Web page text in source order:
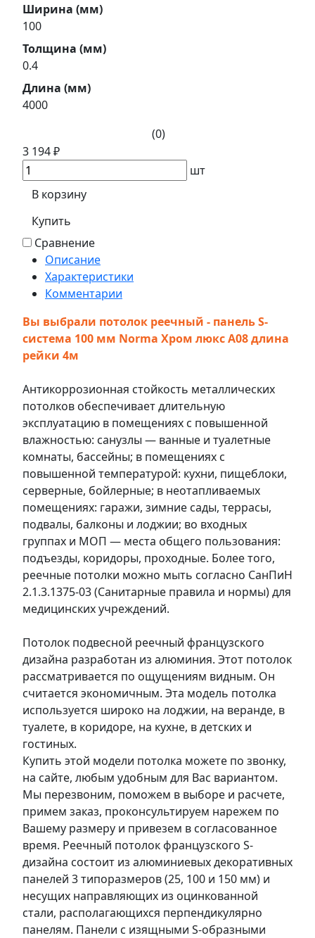
Ширина (мм)
100
Толщина (мм)
0.4
Длина (мм)
4000
(0)
3 194 ₽
шт
В корзину
Купить
Сравнение
Описание
Характеристики
Комментарии
Вы выбрали потолок реечный - панель S-
система 100 мм Norma Хром люкс А08 длина
рейки 4м
Антикоррозионная стойкость металлических
потолков обеспечивает длительную
эксплуатацию в помещениях с повышенной
влажностью: санузлы — ванные и туалетные
комнаты, бассейны; в помещениях с
повышенной температурой: кухни, пищеблоки,
серверные, бойлерные; в неотапливаемых
помещениях: гаражи, зимние сады, террасы,
подвалы, балконы и лоджии; во входных
группах и МОП — места общего пользования:
подъезды, коридоры, проходные. Более того,
реечные потолки можно мыть согласно СанПиН
2.1.3.1375-03 (Санитарные правила и нормы) для
медицинских учреждений.
Потолок подвесной реечный французского
дизайна разработан из алюминия. Этот потолок
рассматривается по ощущениям видным. Он
считается экономичным. Эта модель потолка
используется широко на лоджии, на веранде, в
туалете, в коридоре, на кухне, в детских и
гостиных.
Купить этой модели потолка можете по звонку,
на сайте, любым удобным для Вас вариантом.
Мы перезвоним, поможем в выборе и расчете,
примем заказ, проконсультируем нарежем по
Вашему размеру и привезем в согласованное
время. Реечный потолок французского S-
дизайна состоит из алюминиевых декоративных
панелей 3 типоразмеров (25, 100 и 150 мм) и
несущих направляющих из оцинкованной
стали, располагающихся перпендикулярно
панелям. Панели с изящными S-образными